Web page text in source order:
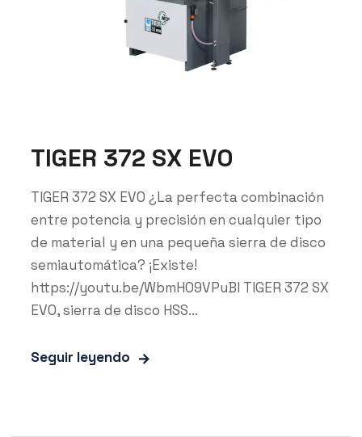
TIGER 372 SX EVO
TIGER 372 SX EVO ¿La perfecta combinación
entre potencia y precisión en cualquier tipo
de material y en una pequeña sierra de disco
semiautomática? ¡Existe!
https://youtu.be/WbmH09VPuBI TIGER 372 SX
EVO, sierra de disco HSS...
Seguir leyendo